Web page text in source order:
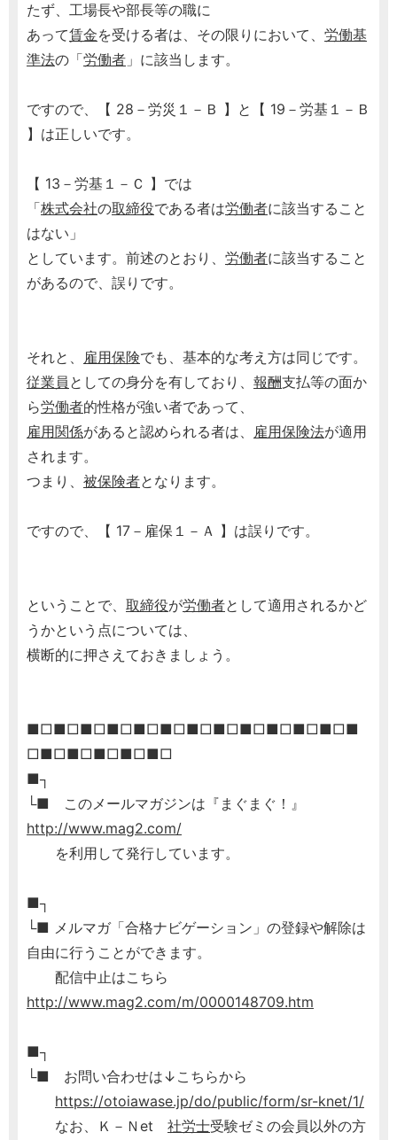
たず、工場長や部長等の職に
あって賃金を受ける者は、その限りにおいて、 労働基
準法の「労働者 」に該当します。
ですので、【 28－労災１－Ｂ 】と【 19－労基１－Ｂ
】は正しいです。
【 13－労基１－Ｃ 】では
「株式会社の取締役である者は労働者に該当すること
はない」
としています。前述のとおり、 労働者に該当すること
があるので、誤りです。
それと、 雇用保険でも、基本的な考え方は同じです。
従業員 としての身分を有しており、 報酬支払等の面か
ら労働者的性格が強い者であって、
雇用関係があると認められる者は、 雇用保険法が適用
されます。
つまり、 被保険者となります。
ですので、【 17－雇保１－Ａ 】は誤りです。
ということで、 取締役が労働者として適用されるかど
うかという点については、
横断的に押さえておきましょう。
■□■□■□■□■□■□■□■□■□■□■□■□■
□■□■□■□■□■□
■┐
└■ このメールマガジンは『まぐまぐ！』
http://www.mag2.com/
を利用して発行しています。
■┐
└■ メルマガ「合格ナビゲーション」の登録や解除は
自由に行うことができます。
配信中止はこちら
http://www.mag2.com/m/0000148709.htm
■┐
└■ お問い合わせは↓こちらから
https://otoiawase.jp/do/public/form/sr-knet/1/
なお、Ｋ－Ｎet 社労士受験ゼミの会員以外の方